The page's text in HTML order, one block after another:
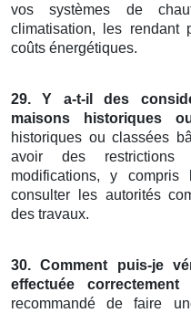
vos systèmes de
climatisation, les rendant
coûts énergétiques.
29. Y a-t-il des
maisons historiques
historiques ou classées
avoir des restrictions
modifications, y
consulter les autorités
des travaux.
30. Comment puis-je
effectuée correctement
recommandé de faire